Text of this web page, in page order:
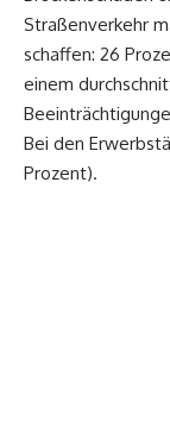
Straßenverkehr
schaffen: 26
einem
Bei den
Prozent).